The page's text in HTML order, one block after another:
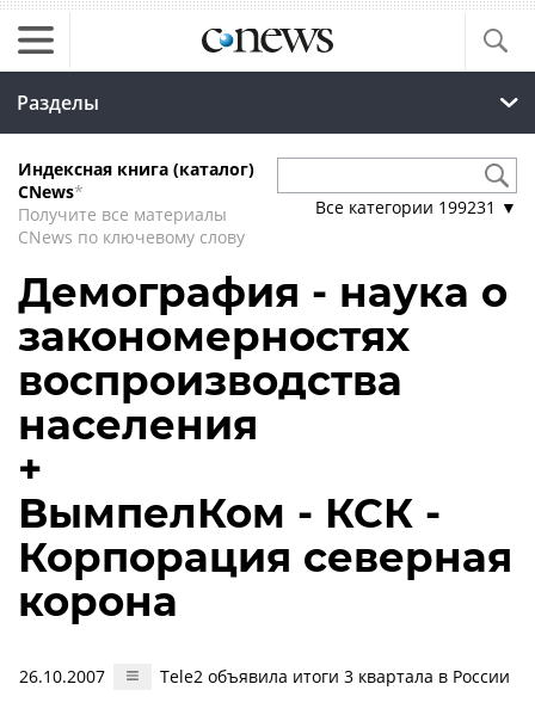
Разделы
Индексная книга (каталог)
CNews*
Получите все материалы
CNews по ключевому слову
Все категории 199231 ▼
Демография - наука о
закономерностях
воспроизводства
населения
+
ВымпелКом - КСК -
Корпорация северная
корона
26.10.2007 Tele2 объявила итоги 3 квартала в России